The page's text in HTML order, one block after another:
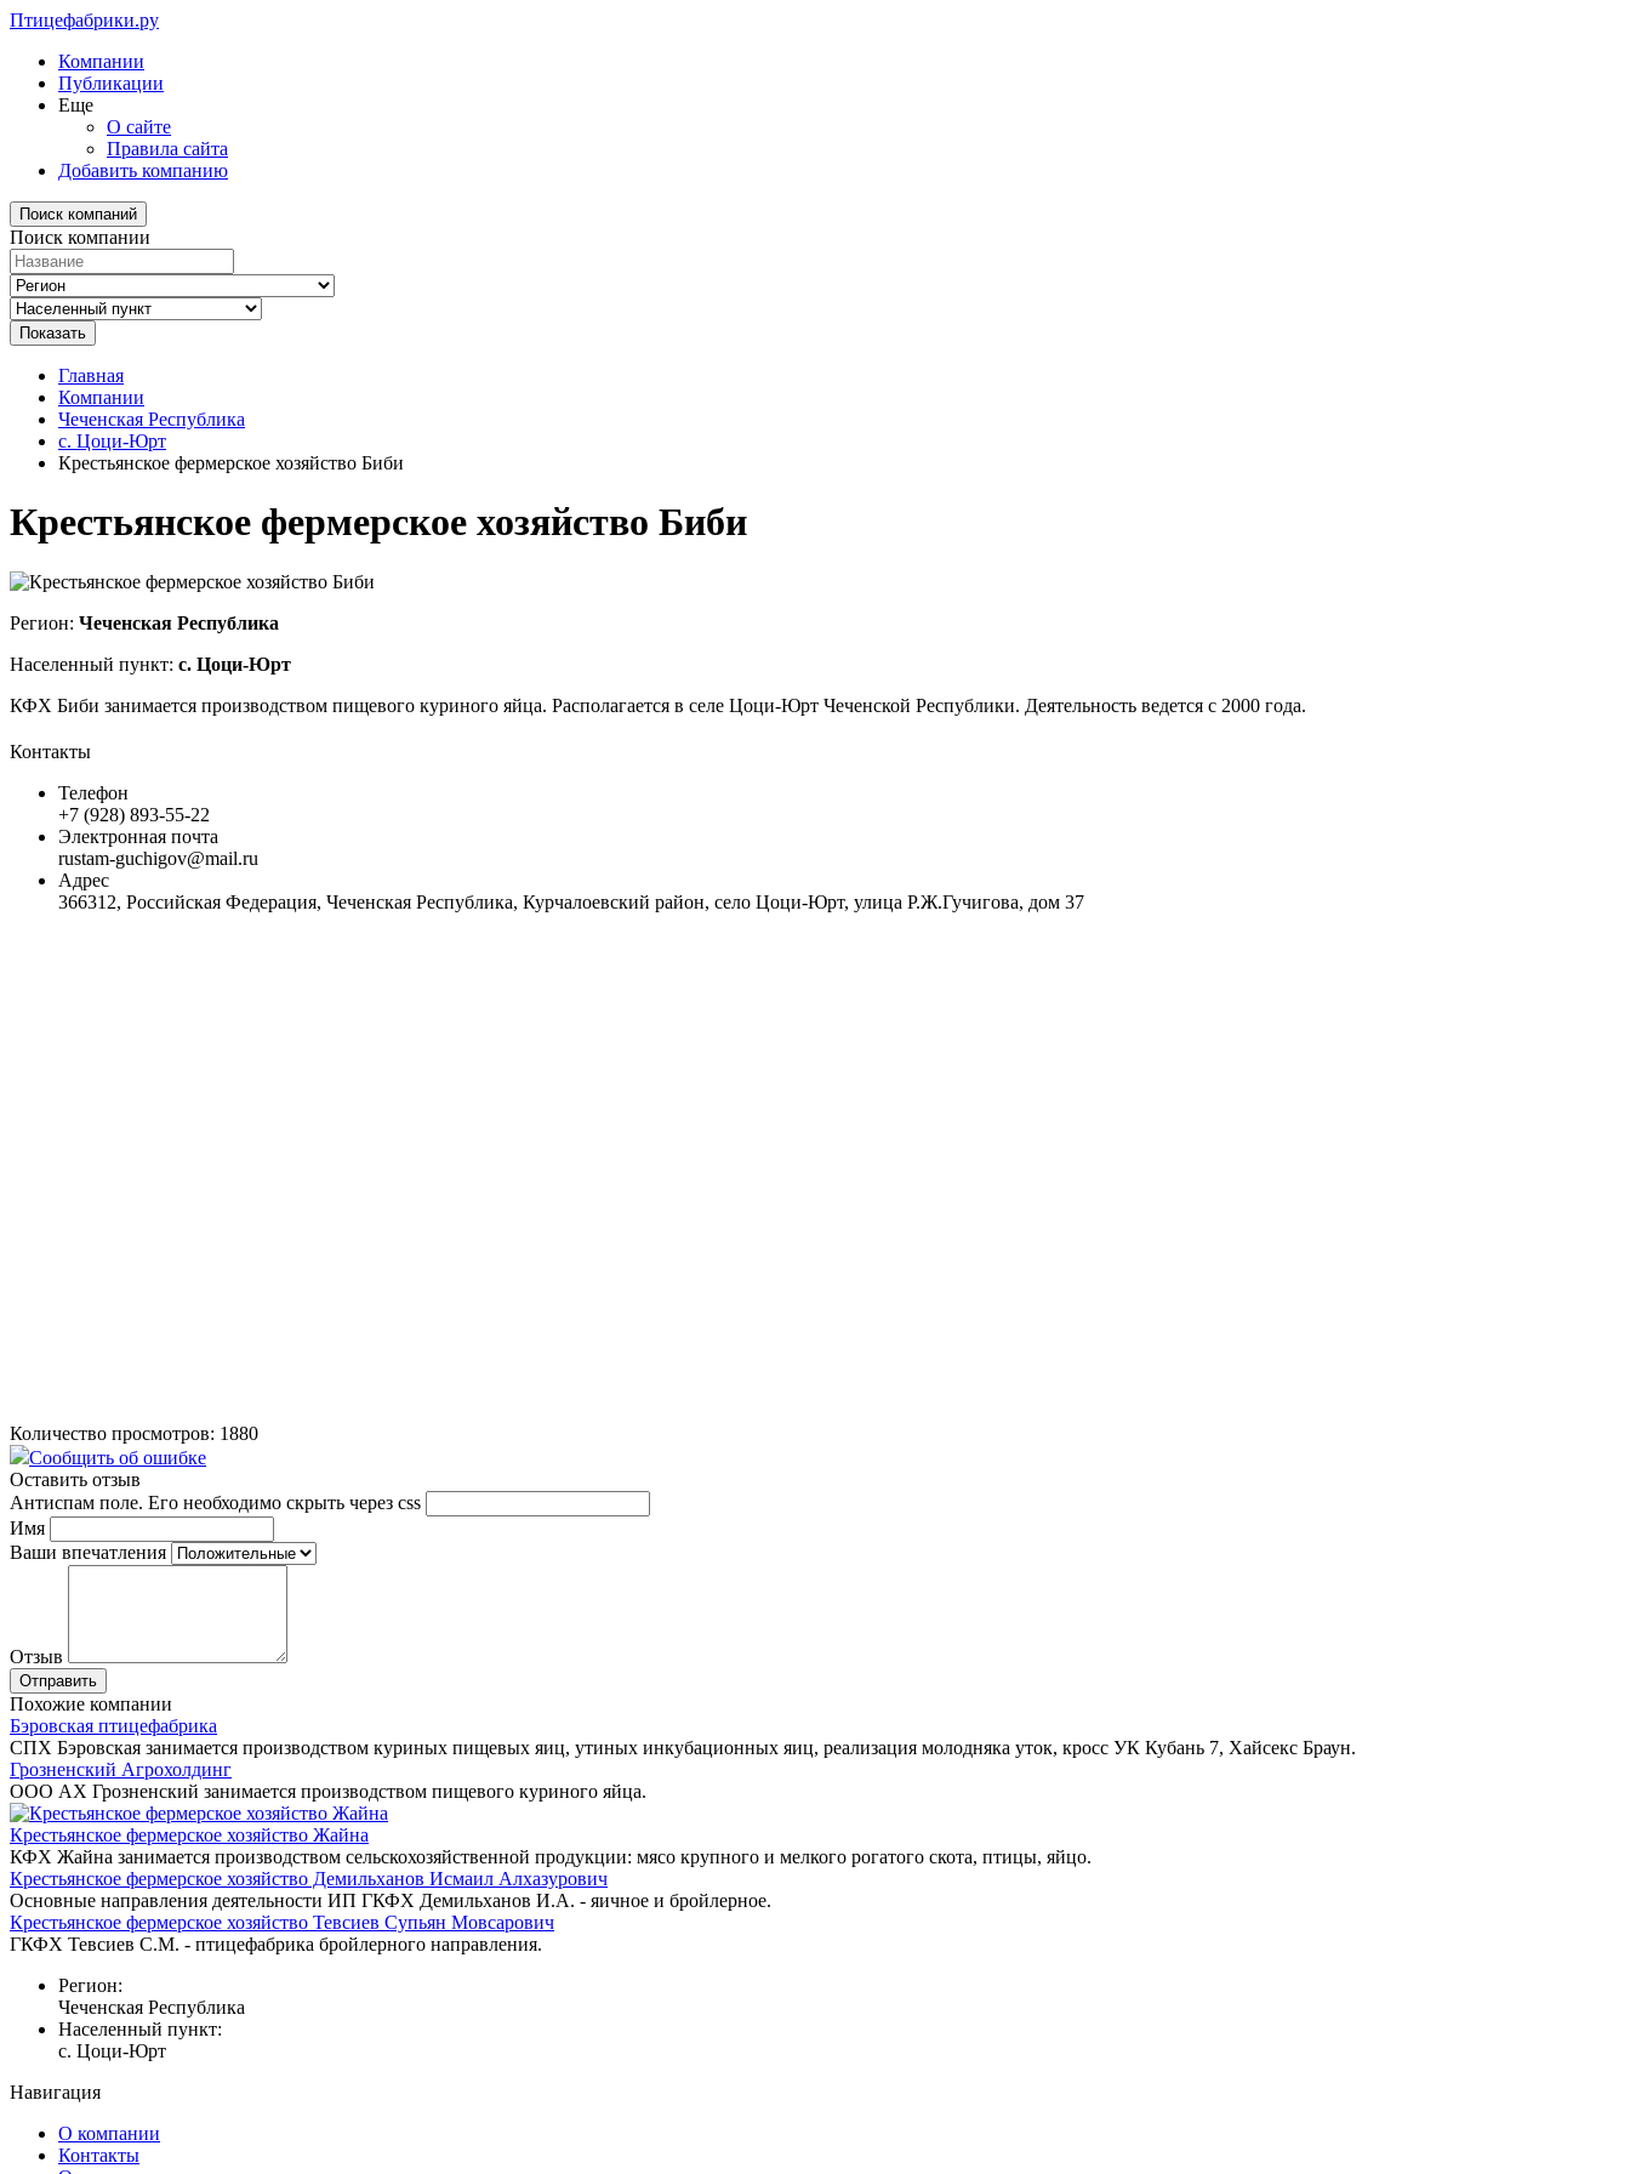
Птицефабрики.ру
Компании
Публикации
Еще
О сайте
Правила сайта
Добавить компанию
Поиск компаний
Поиск компании
Главная
Компании
Чеченская Республика
с. Цоци-Юрт
Крестьянское фермерское хозяйство Биби
Крестьянское фермерское хозяйство Биби
Регион: Чеченская Республика
Населенный пункт: с. Цоци-Юрт
КФХ Биби занимается производством пищевого куриного яйца. Располагается в селе Цоци-Юрт Чеченской Республики. Деятельность ведется с 2000 года.
Контакты
Телефон
+7 (928) 893-55-22
Электронная почта
rustam-guchigov@mail.ru
Адрес
366312, Российская Федерация, Чеченская Республика, Курчалоевский район, село Цоци-Юрт, улица Р.Ж.Гучигова, дом 37
Количество просмотров: 1880
Сообщить об ошибке
Оставить отзыв
Антиспам поле. Его необходимо скрыть через css
Имя
Ваши впечатления
Отзыв
Похожие компании
Бэровская птицефабрика
СПХ Бэровская занимается производством куриных пищевых яиц, утиных инкубационных яиц, реализация молодняка уток, кросс УК Кубань 7, Хайсекс Браун.
Грозненский Агрохолдинг
ООО АХ Грозненский занимается производством пищевого куриного яйца.
Крестьянское фермерское хозяйство Жайна
КФХ Жайна занимается производством сельскохозяйственной продукции: мясо крупного и мелкого рогатого скота, птицы, яйцо.
Крестьянское фермерское хозяйство Демильханов Исмаил Алхазурович
Основные направления деятельности ИП ГКФХ Демильханов И.А. - яичное и бройлерное.
Крестьянское фермерское хозяйство Тевсиев Супьян Мовсарович
ГКФХ Тевсиев С.М. - птицефабрика бройлерного направления.
Регион:
Чеченская Республика
Населенный пункт:
с. Цоци-Юрт
Навигация
О компании
Контакты